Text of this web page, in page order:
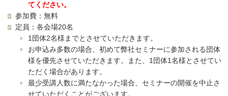
てください。
参加費：無料
定員：各会場20名
1団体2名様までとさせていただきます。
お申込み多数の場合、初めて弊社セミナーに参加される団体
様を優先させていただきます。また、1団体1名様とさせてい
ただく場合があります。
最少受講人数に満たなかった場合、セミナーの開催を中止さ
せていただくことがございます。